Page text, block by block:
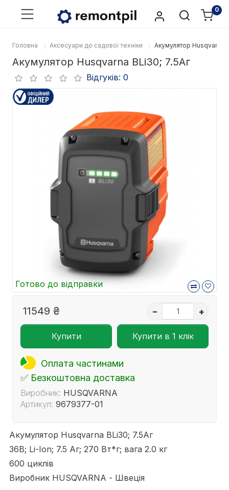
0
Головна Аксесуари до садової техніки Акумулятор Husqvarna
Акумулятор Husqvarna BLi30; 7.5Аг
Відгуків: 0
Готово до відправки
11549 ₴ – +
Купити Купити в 1 клік
Оплата частинами
✅ Безкоштовна доставка
Виробник: HUSQVARNA
Артикул: 9679377-01
Акумулятор Husqvarna BLi30; 7.5Аг
36В; Li-Ion; 7.5 Аг; 270 Вт*г; вага 2.0 кг
600 циклів
Виробник HUSQVARNA - Швеція